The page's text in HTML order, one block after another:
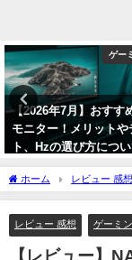
【2026年7月】お
ター！メリットと
び方について！
ホーム レビュー 感想
かった点！【レボリューシ
レビュー 感想 ゲーミ
【レビュー】